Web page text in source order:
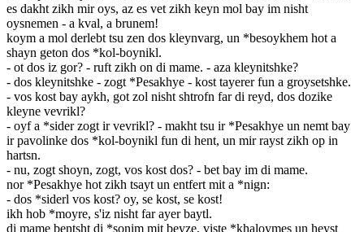
es dakht zikh mir oys, az es vet zikh keyn mol bay im nisht
oysnemen - a kval, a brunem!
koym a mol derlebt tsu zen dos kleynvarg, un *besoykhem hot a
shayn geton dos *kol-boynikl.
- ot dos iz gor? - ruft zikh on di mame. - aza kleynitshke?
- dos kleynitshke - zogt *Pesakhye - kost tayerer fun a groysetshke.
- vos kost bay aykh, got zol nisht shtrofn far di reyd, dos dozike
kleyne vevrikl?
- oyf a *sider zogt ir vevrikl? - makht tsu ir *Pesakhye un nemt bay
ir pavolinke dos *kol-boynikl fun di hent, un mir rayst zikh op in
hartsn.
- nu, zogt shoyn, zogt, vos kost dos? - bet bay im di mame.
nor *Pesakhye hot zikh tsayt un entfert mit a *nign:
- dos *siderl vos kost? oy, se kost, se kost!
ikh hob *moyre, s'iz nisht far ayer baytl.
di mame bentsht di *sonim mit beyze, viste *khaloymes un heyst